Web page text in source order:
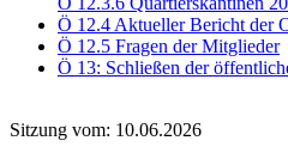
Ö 12.4 Aktueller Bericht der
Ö 12.5 Fragen der Mitglieder
Ö 13: Schließen der
Sitzung vom: 10.06.2026